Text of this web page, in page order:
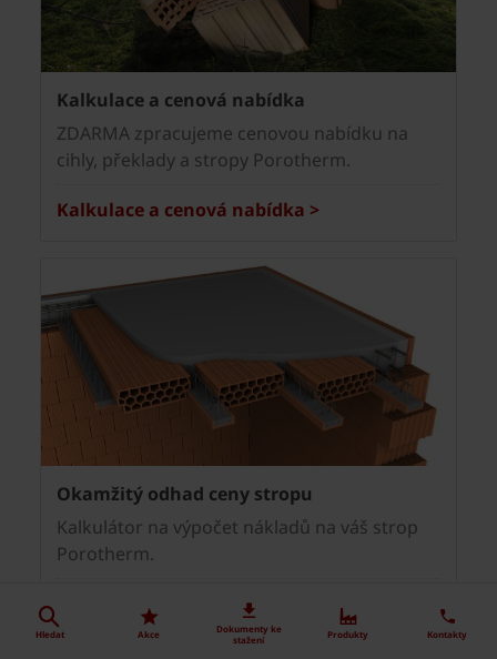
Kalkulace a cenová nabídka
ZDARMA zpracujeme cenovou nabídku na
cihly, překlady a stropy Porotherm.
Kalkulace a cenová nabídka >
Okamžitý odhad ceny stropu
Kalkulátor na výpočet nákladů na váš strop
Porotherm.
Okamžitý odhad ceny stropu >
Hledat Akce
Dokumenty ke
stažení
Produkty Kontakty